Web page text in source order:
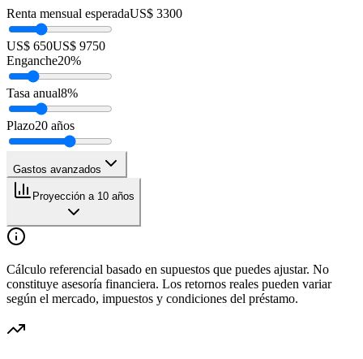
Renta mensual esperadaUS$ 3300
US$ 650US$ 9750
Enganche20%
Tasa anual8%
Plazo20 años
Gastos avanzados
Proyección a 10 años
Cálculo referencial basado en supuestos que puedes ajustar. No
constituye asesoría financiera. Los retornos reales pueden variar
según el mercado, impuestos y condiciones del préstamo.